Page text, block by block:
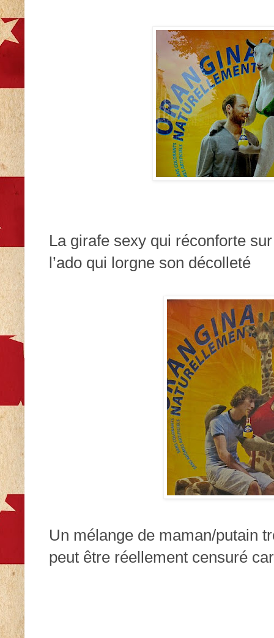
La girafe sexy qui réconforte
l’ado qui lorgne son décolleté
Un mélange de maman/putain
peut être réellement censuré